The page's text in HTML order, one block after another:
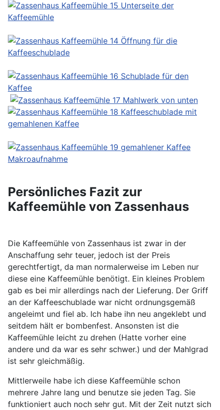
Persönliches Fazit zur
Kaffeemühle von Zassenhaus
Die Kaffeemühle von Zassenhaus ist zwar in der
Anschaffung sehr teuer, jedoch ist der Preis
gerechtfertigt, da man normalerweise im Leben nur
diese eine Kaffeemühle benötigt. Ein kleines Problem
gab es bei mir allerdings nach der Lieferung. Der Griff
an der Kaffeeschublade war nicht ordnungsgemäß
angeleimt und fiel ab. Ich habe ihn neu angeklebt und
seitdem hält er bombenfest. Ansonsten ist die
Kaffeemühle leicht zu drehen (Hatte vorher eine
andere und da war es sehr schwer.) und der Mahlgrad
ist sehr gleichmäßig.
Mittlerweile habe ich diese Kaffeemühle schon
mehrere Jahre lang und benutze sie jeden Tag. Sie
funktioniert auch noch sehr gut. Mit der Zeit nutzt sich